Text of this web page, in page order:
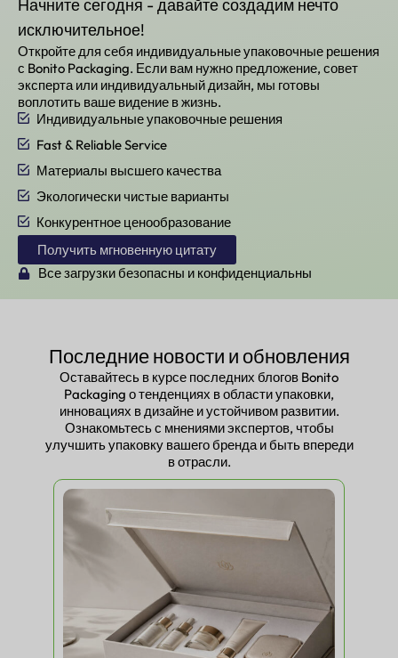
Начните сегодня - давайте создадим нечто
исключительное!
Откройте для себя индивидуальные упаковочные решения
с Bonito Packaging. Если вам нужно предложение, совет
эксперта или индивидуальный дизайн, мы готовы
воплотить ваше видение в жизнь.
Индивидуальные упаковочные решения
Fast & Reliable Service
Материалы высшего качества
Экологически чистые варианты
Конкурентное ценообразование
Получить мгновенную цитату
Все загрузки безопасны и конфиденциальны
Последние новости и обновления
Оставайтесь в курсе последних блогов Bonito
Packaging о тенденциях в области упаковки,
инновациях в дизайне и устойчивом развитии.
Ознакомьтесь с мнениями экспертов, чтобы
улучшить упаковку вашего бренда и быть впереди
в отрасли.